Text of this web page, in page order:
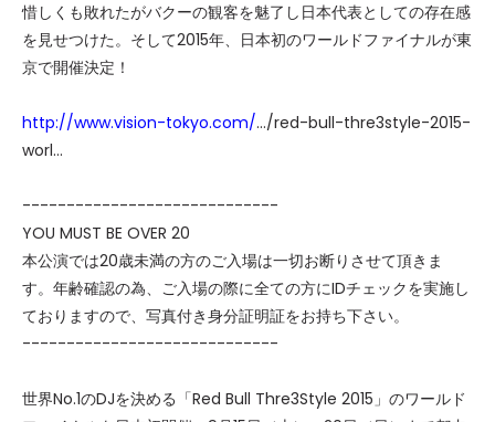
惜しくも敗れたがバクーの観客を魅了し日本代表としての存在感
を見せつけた。そして2015年、日本初のワールドファイナルが東
京で開催決定！
http://www.vision-tokyo.com/…/red-bull-thre3style-2015-
worl…
-----------------------------
YOU MUST BE OVER 20
本公演では20歳未満の方のご入場は一切お断りさせて頂きま
す。年齢確認の為、ご入場の際に全ての方にIDチェックを実施し
ておりますので、写真付き身分証明証をお持ち下さい。
-----------------------------
世界No.1のDJを決める「Red Bull Thre3Style 2015」のワールド